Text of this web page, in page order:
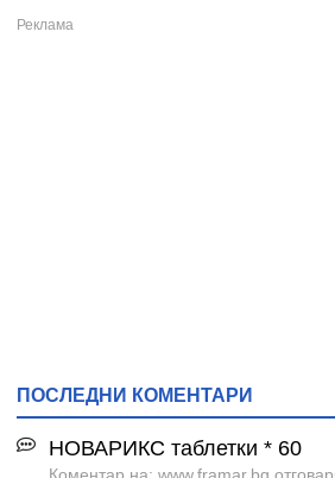
ПОСЛЕДНИ КОМЕНТАРИ
НОВАРИКС таблетки * 60